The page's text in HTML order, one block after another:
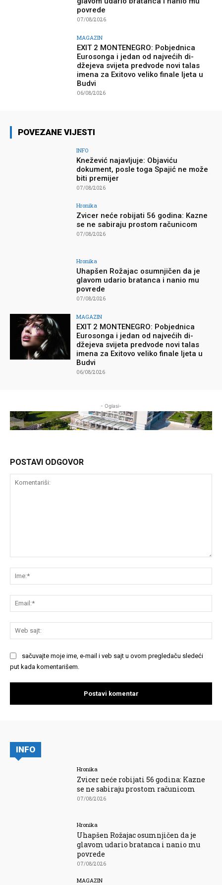
povrede
07/08/2026
MAGAZIN
EXIT 2 MONTENEGRO: Pobjednica
Eurosonga i jedan od najvećih di-
džejeva svijeta predvode novi talas
imena za Exitovo veliko finale ljeta u
Budvi
06/08/2026
POVEZANE VIJESTI
INFO
Knežević najavljuje: Objaviću
dokument, posle toga Spajić ne može
biti premijer
07/08/2026
Hronika
Zvicer neće robijati 56 godina: Kazne
se ne sabiraju prostom računicom
07/08/2026
Hronika
Uhapšen Rožajac osumnjičen da je
glavom udario bratanca i nanio mu
povrede
07/08/2026
MAGAZIN
EXIT 2 MONTENEGRO: Pobjednica
Eurosonga i jedan od najvećih di-
džejeva svijeta predvode novi talas
imena za Exitovo veliko finale ljeta u
Budvi
06/08/2026
- Oglasi-
POSTAVI ODGOVOR
sačuvajte moje ime, e-mail i veb sajt u ovom pregledaču sledeći
put kada komentarišem.
INFO
Hronika
Zvicer neće robijati 56 godina: Kazne
se ne sabiraju prostom računicom
07/08/2026
Hronika
Uhapšen Rožajac osumnjičen da je
glavom udario bratanca i nanio mu
povrede
07/08/2026
MAGAZIN